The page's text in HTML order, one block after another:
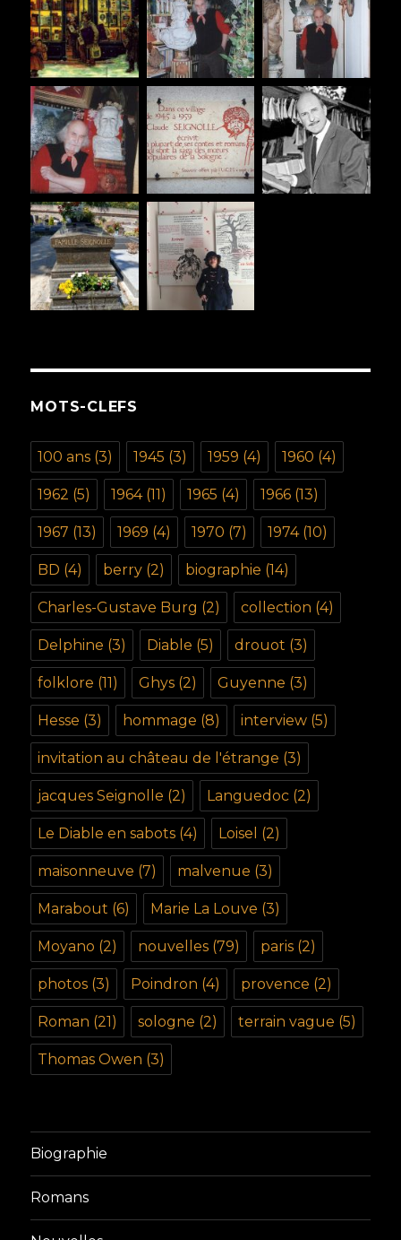
MOTS-CLEFS
100 ans (3) 1945 (3) 1959 (4) 1960 (4)
1962 (5) 1964(11) 1965 (4) 1966 (13)
1967 (13) 1969 (4) 1970 (7) 1974(10)
BD (4) berry (2) biographie (14)
Charles-Gustave Burg (2) collection (4)
Delphine (3) Diable (5) drouot (3)
folklore (11) Ghys (2) Guyenne (3)
Hesse (3) hommage (8) interview (5)
invitation au château de l'étrange (3)
jacques Seignolle (2) Languedoc (2)
Le Diable en sabots (4) Loisel (2)
maisonneuve (7) malvenue (3)
Marabout (6) Marie La Louve (3)
Moyano (2) nouvelles (79) paris (2)
photos (3) Poindron (4) provence (2)
Roman (21) sologne (2) terrain vague (5)
Thomas Owen (3)
Biographie
Romans